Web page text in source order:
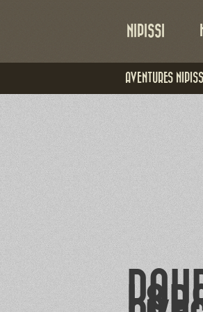
NIPISSI
AVENTURES NIPISSI